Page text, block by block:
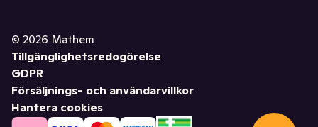
© 2026 Mathem
Tillgänglighetsredogörelse
GDPR
Försäljnings- och användarvillkor
Hantera cookies